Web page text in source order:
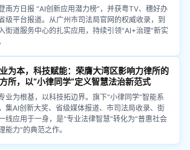
南方日报 “AI创新应用潜力榜”，并获粤TV、穗好办
级平台报道。从广州市司法局官网的权威收录，到
街道服务中心的扎实应用，持续引领“AI+治理”新实
为本，科技赋能：荣膺大湾区影响力律所的
所，以“小律同学”定义智慧法治新范式
业为根基，以科技拓边界。旗下“小律同学”智能系
集AI创新大奖、省级媒体报道、市司法局收录、街
线应用于一身，是“专业法律智慧”转化为“普惠社会
能力”的典范之作。